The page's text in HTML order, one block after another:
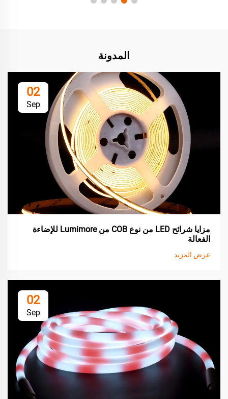
المدونة
02
Sep
مزايا شرائح LED من نوع COB من Lumimore للإضاءة
الفعالة
عرض المزيد
02
Sep